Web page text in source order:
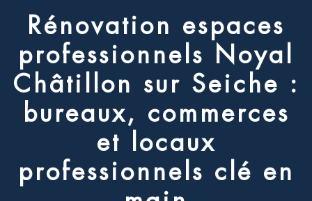
Rénovation espaces
professionne s Noya
C hâti on sur Seic he :
bureaux, commerces
et ocaux
professionne s c é en